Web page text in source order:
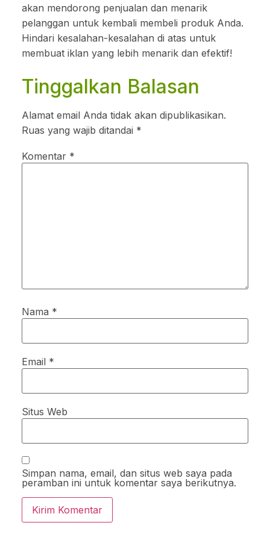
akan mendorong penjualan dan menarik
pelanggan untuk kembali membeli produk Anda.
Hindari kesalahan-kesalahan di atas untuk
membuat iklan yang lebih menarik dan efektif!
Tinggalkan Balasan
Alamat email Anda tidak akan dipublikasikan.
Ruas yang wajib ditandai *
Komentar *
Nama *
Email *
Situs Web
Simpan nama, email, dan situs web saya pada
peramban ini untuk komentar saya berikutnya.